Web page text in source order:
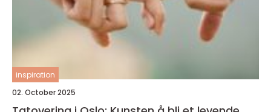
inspiration
02. October 2025